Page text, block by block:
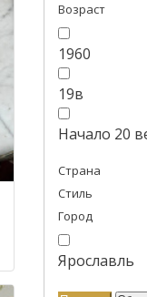
Возраст
1960
19в
Начало 20
Страна
Стиль
Город
Ярославль